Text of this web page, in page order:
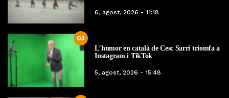
6, agost, 2026 - 11:18
03
L’humor en català de Cesc Sarri triomfa a
Instagram i TikTok
5, agost, 2026 - 15:48